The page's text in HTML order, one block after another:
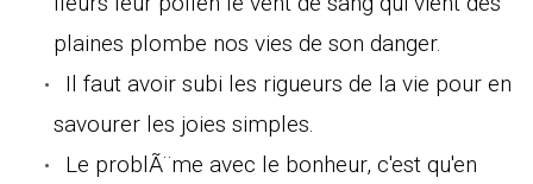
plaines plombe nos vies de son danger.
Il faut avoir subi les rigueurs de la vie pour en
savourer les joies simples.
Le problÃ¨me avec le bonheur, c'est qu'en